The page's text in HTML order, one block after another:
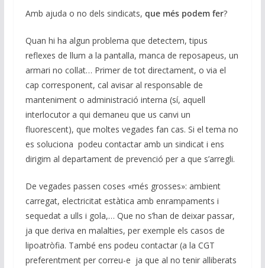
Amb ajuda o no dels sindicats, que més podem fer?
Quan hi ha algun problema que detectem, tipus
reflexes de llum a la pantalla, manca de reposapeus, un
armari no collat… Primer de tot directament, o via el
cap corresponent, cal avisar al responsable de
manteniment o administració interna (sí, aquell
interlocutor a qui demaneu que us canvi un
fluorescent), que moltes vegades fan cas. Si el tema no
es soluciona podeu contactar amb un sindicat i ens
dirigim al departament de prevenció per a que s’arregli.
De vegades passen coses «més grosses»: ambient
carregat, electricitat estàtica amb enrampaments i
sequedat a ulls i gola,… Que no s’han de deixar passar,
ja que deriva en malalties, per exemple els casos de
lipoatròfia. També ens podeu contactar (a la CGT
preferentment per correu-e ja que al no tenir alliberats